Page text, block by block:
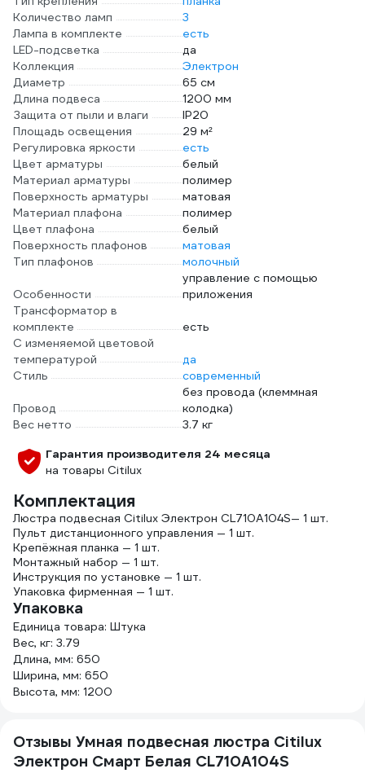
Количество ламп
3
Лампа в комплекте
есть
LED-подсветка
да
Коллекция
Электрон
Диаметр
65 см
Длина подвеса
1200 мм
Защита от пыли и влаги
IP20
Площадь освещения
29 м²
Регулировка яркости
есть
Цвет арматуры
белый
Материал арматуры
полимер
Поверхность арматуры
матовая
Материал плафона
полимер
Цвет плафона
белый
Поверхность плафонов
матовая
Тип плафонов
молочный
Особенности
управление с помощью
приложения
Трансформатор в
комплекте
есть
С изменяемой цветовой
температурой
да
Стиль
современный
Провод
без провода (клеммная
колодка)
Вес нетто
3.7 кг
Гарантия производителя 24 месяца
на товары Citilux
Комплектация
Люстра подвесная Citilux Электрон CL710A104S— 1 шт.
Пульт дистанционного управления — 1 шт.
Крепёжная планка — 1 шт.
Монтажный набор — 1 шт.
Инструкция по установке — 1 шт.
Упаковка фирменная — 1 шт.
Упаковка
Единица товара: Штука
Вес, кг: 3.79
Длина, мм: 650
Ширина, мм: 650
Высота, мм: 1200
Отзывы Умная подвесная люстра Citilux
Электрон Смарт Белая CL710A104S